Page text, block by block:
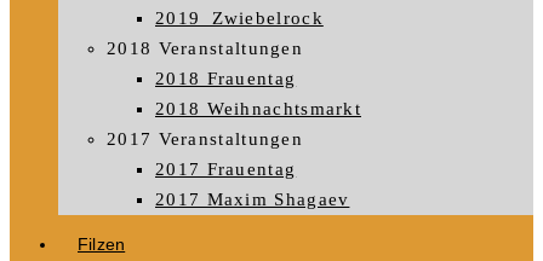
2019_Zwiebelrock
2018 Veranstaltungen
2018 Frauentag
2018 Weihnachtsmarkt
2017 Veranstaltungen
2017 Frauentag
2017 Maxim Shagaev
Filzen